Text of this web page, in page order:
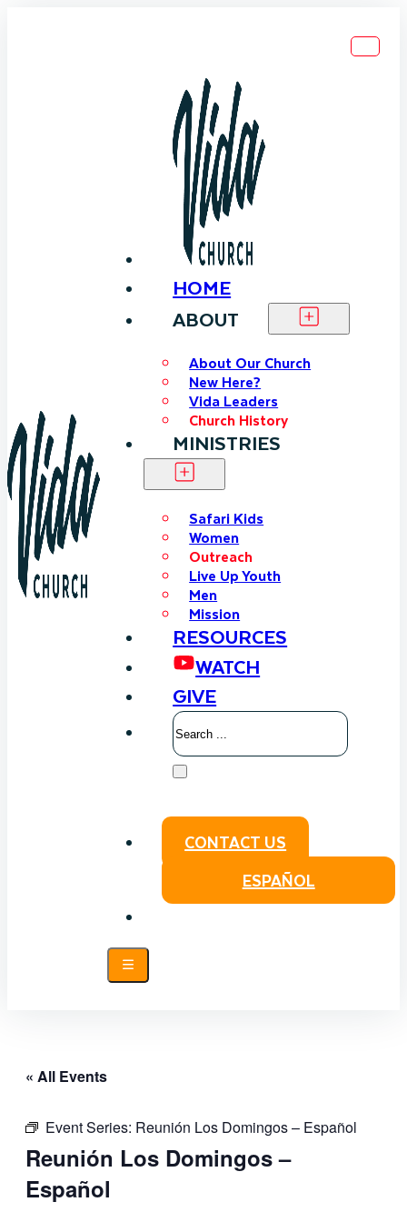
HOME
ABOUT
About Our Church
New Here?
Vida Leaders
Church History
MINISTRIES
Safari Kids
Women
Outreach
Live Up Youth
Men
Mission
RESOURCES
WATCH
GIVE
Search
CONTACT US
ESPAÑOL
« All Events
Event Series: Reunión Los Domingos – Español
Reunión Los Domingos –
Español